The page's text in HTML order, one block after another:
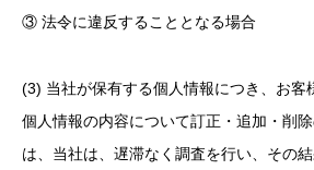
③ 法令に違反することとなる場合
(3) 当社が保有する個人情報につき、お客
個人情報の内容について訂正・追加・削
は、当社は、遅滞なく調査を行い、その